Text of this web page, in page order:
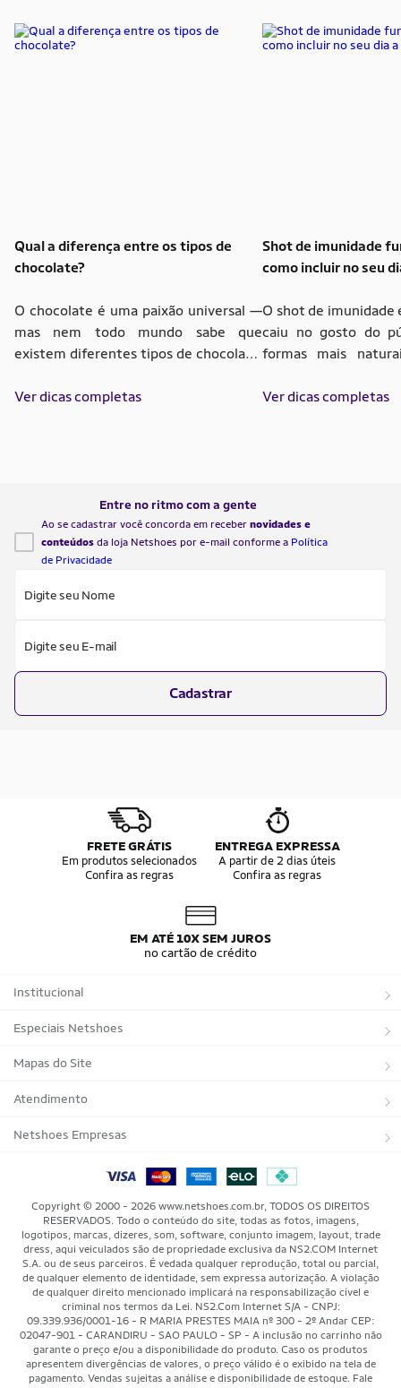
Qual a diferença entre os tipos de
chocolate?
O chocolate é uma paixão universal —
mas nem todo mundo sabe que
existem diferentes tipos de chocolate,
intensidade únicas. Entender essas
Ver dicas completas
Shot de imunidade
como incluir no seu
O shot de imunidade
caiu no gosto do
formas mais
promete
Ver dicas completas
Entre no ritmo com a gente
Ao se cadastrar você concorda em receber novidades e
conteúdos da loja Netshoes por e-mail conforme a Política
de Privacidade
Digite seu Nome
Digite seu E-mail
Cadastrar
FRETE GRÁTIS
Em produtos selecionados
Confira as regras
ENTREGA EXPRESSA
A partir de 2 dias úteis
Confira as regras
EM ATÉ 10X SEM JUROS
no cartão de crédito
Institucional
Sobre a Netshoes
Política de Privacidade
Programa de Afiliados
Regulamentos
Blog
Black Friday Magalu
Black Friday Netshoes
Lojas Físicas
Especiais Netshoes
Suplementos
Corrida
Bicicletas
Basquete
Motorsport
Saúde Bem-Estar
Aventura
Mundo das Raquetes
Mapas do Site
Marcas
Tipos de Produtos
Atendimento
Trocas e devoluções
Minha Conta
Meus Pedidos
Pagamentos
Cancelamentos
Segurança & Privacidade
Como Comprar
Netshoes Empresas
Marketplace Netshoes
Copyright © 2000 - 2026 www.netshoes.com.br, TODOS OS DIREITOS
RESERVADOS. Todo o conteúdo do site, todas as fotos, imagens,
logotipos, marcas, dizeres, som, software, conjunto imagem, layout, trade
dress, aqui veiculados são de propriedade exclusiva da NS2.COM Internet
S.A. ou de seus parceiros. É vedada qualquer reprodução, total ou parcial,
de qualquer elemento de identidade, sem expressa autorização. A violação
de qualquer direito mencionado implicará na responsabilização cível e
criminal nos termos da Lei. NS2.Com Internet S/A - CNPJ:
09.339.936/0001-16 - R MARIA PRESTES MAIA nº 300 - 2º Andar CEP:
02047-901 - CARANDIRU - SAO PAULO - SP - A inclusão no carrinho não
garante o preço e/ou a disponibilidade do produto. Caso os produtos
apresentem divergências de valores, o preço válido é o exibido na tela de
pagamento. Vendas sujeitas a análise e disponibilidade de estoque. Fale